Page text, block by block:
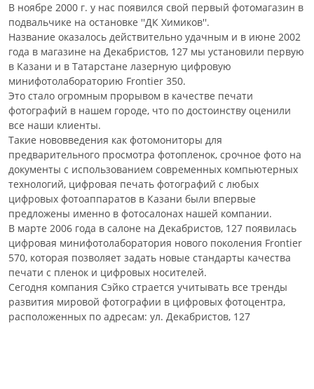
В ноябре 2000 г. у нас появился свой первый фотомагазин в
подвальчике на остановке ''ДК Химиков''.
Название оказалось действительно удачным и в июне 2002
года в магазине на Декабристов, 127 мы установили первую
в Казани и в Татарстане лазерную цифровую
минифотолабораторию Frontier 350.
Это стало огромным прорывом в качестве печати
фотографий в нашем городе, что по достоинству оценили
все наши клиенты.
Такие нововведения как фотомониторы для
предварительного просмотра фотопленок, срочное фото на
документы с использованием современных компьютерных
технологий, цифровая печать фотографий с любых
цифровых фотоаппаратов в Казани были впервые
предложены именно в фотосалонах нашей компании.
В марте 2006 года в салоне на Декабристов, 127 появилась
цифровая минифотолаборатория нового поколения Frontier
570, которая позволяет задать новые стандарты качества
печати с пленок и цифровых носителей.
Сегодня компания Сэйко страется учитывать все тренды
развития мировой фотографии в цифровых фотоцентра,
расположенных по адресам: ул. Декабристов, 127